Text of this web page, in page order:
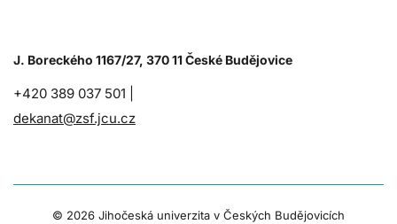
J. Boreckého 1167/27, 370 11 České Budějovice
+420 389 037 501 |
dekanat@zsf.jcu.cz
© 2026 Jihočeská univerzita v Českých Budějovicích